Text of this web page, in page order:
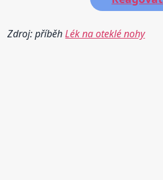
Zdroj: příběhLék na oteklé nohy